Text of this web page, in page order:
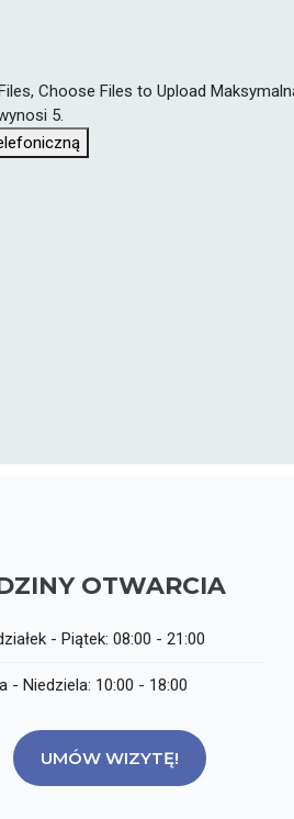
Choose Files to Upload
5.
OTWARCIA
- Piątek: 08:00 - 21:00
- Niedziela: 10:00 - 18:00
UMÓW WIZYTĘ!